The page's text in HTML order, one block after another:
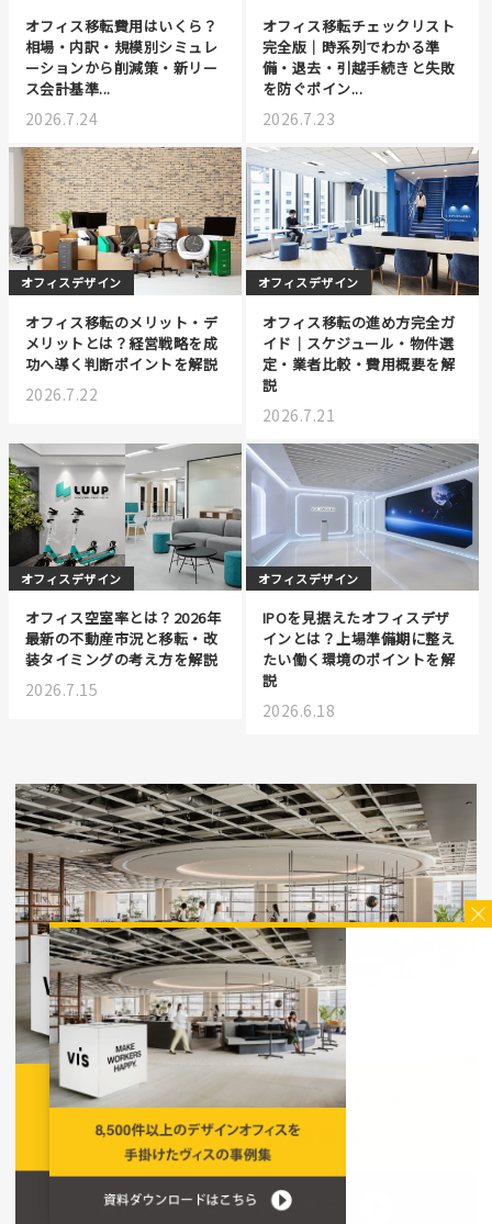
オフィス移転費用はいくら？
相場・内訳・規模別シミュレ
ーションから削減策・新リー
ス会計基準...
2026.7.24
オフィス移転チェックリスト
完全版｜時系列でわかる準
備・退去・引越手続きと失敗
を防ぐポイン...
2026.7.23
オフィスデザイン
オフィス移転のメリット・デ
メリットとは？経営戦略を成
功へ導く判断ポイントを解説
2026.7.22
オフィスデザイン
オフィス移転の進め方完全ガ
イド｜スケジュール・物件選
定・業者比較・費用概要を解
説
2026.7.21
オフィスデザイン
オフィス空室率とは？2026年
最新の不動産市況と移転・改
装タイミングの考え方を解説
2026.7.15
オフィスデザイン
IPOを見据えたオフィスデザ
インとは？上場準備期に整え
たい働く環境のポイントを解
説
2026.6.18